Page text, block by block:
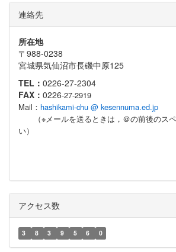
連絡先
所在地
〒988-0238
宮城県気仙沼市長磯中原125
TEL： 0226-27-2304
FAX： 0226-27-2919
Mail： hashikami-chu @ kesennuma.ed.jp
（※メールを送るときは，＠の前後のスペ
い）
アクセス数
3 8 3 9 5 6 0